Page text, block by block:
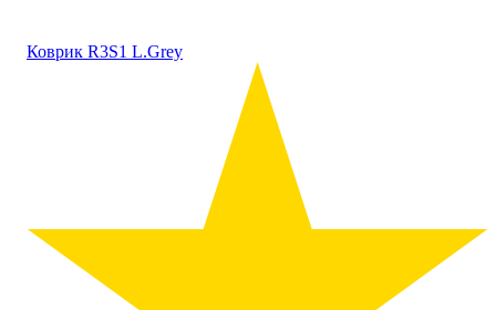
Коврик R3S1 L.Grey